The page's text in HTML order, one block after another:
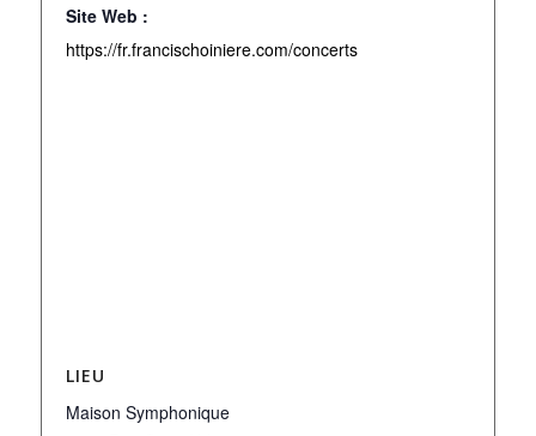
Site Web :
https://fr.francischoiniere.com/concerts
LIEU
Maison Symphonique